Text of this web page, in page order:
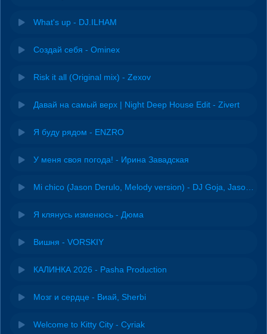
What's up - DJ.ILHAM
Создай себя - Ominex
Risk it all (Original mix) - Zexov
Давай на самый верх | Night Deep House Edit - Zivert
Я буду рядом - ENZRO
У меня своя погода! - Ирина Завадская
Я клянусь изменюсь - Дюма
Вишня - VORSKIY
КАЛИНКА 2026 - Pasha Production
Мозг и сердце - Виай, Sherbi
Welcome to Kitty City - Cyriak